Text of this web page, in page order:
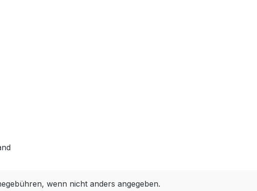
wenn nicht anders angegeben.